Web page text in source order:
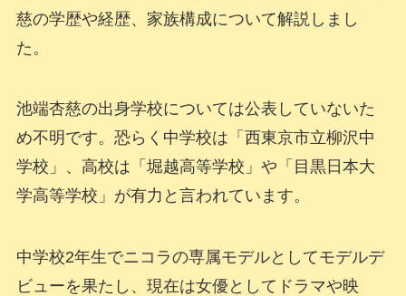
慈の学歴や経歴、家族構成について解説しまし
た。
池端杏慈の出身学校については公表していないた
め不明です。恐らく中学校は「西東京市立柳沢中
学校」、高校は「堀越高等学校」や「目黒日本大
学高等学校」が有力と言われています。
中学校2年生でニコラの専属モデルとしてモデルデ
ビューを果たし、現在は女優としてドラマや映